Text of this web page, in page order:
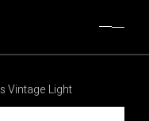
Vintage Light